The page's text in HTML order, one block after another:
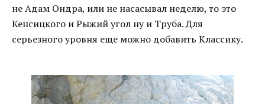
не Адам Ондра, или не насасывал неделю, то это
Кенсицкого и Рыжий угол ну и Труба. Для
серьезного уровня еще можно добавить Классику.